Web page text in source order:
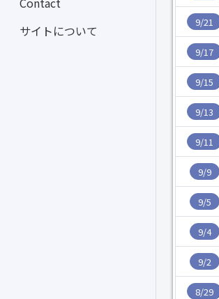
サイトについて
9/21
9/17
9/15
9/13
9/11
9/9
9/5
9/4
9/2
8/29